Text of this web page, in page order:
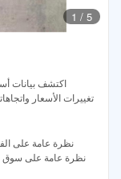
1 / 5
اكتشف بيانات
تغييرات الأسعار
نظرة عامة على
نظرة عامة على سوق